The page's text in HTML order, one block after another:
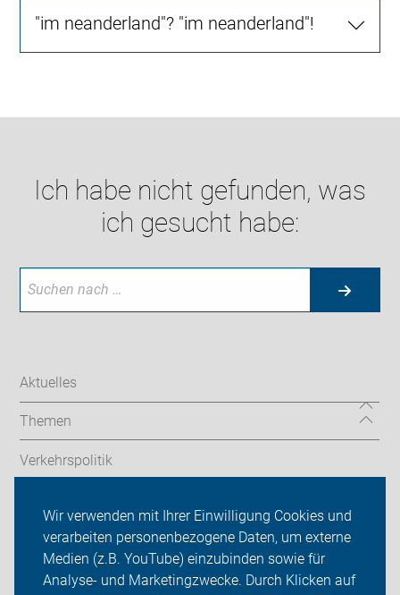
Wir verwenden mit Ihrer Einwilligung Cookies und
verarbeiten personenbezogene Daten, um externe
Medien (z.B. YouTube) einzubinden sowie für
Analyse- und Marketingzwecke. Durch Klicken auf
"im neanderland"? "im neanderland"!
Ich habe nicht gefunden, was
ich gesucht habe:
Aktuelles
Themen
Verkehrspolitik
ADFC im neanderland
Sei dabei